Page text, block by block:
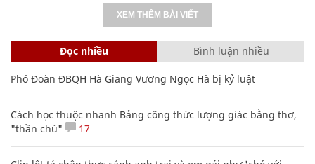
XEM THÊM BÀI VIẾT
Đọc nhiều Bình luận nhiều
Phó Đoàn ĐBQH Hà Giang Vương Ngọc Hà bị kỷ luật
Cách học thuộc nhanh Bảng công thức lượng giác bằng thơ,
"thần chú"
17